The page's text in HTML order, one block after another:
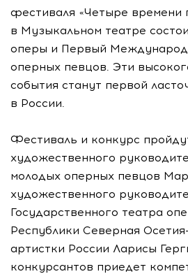
фестиваля «Четыре времени
в Музыкальном театре
оперы и Первый
оперных певцов. Эти
события станут первой
в России.
Фестиваль и конкурс
художественного
молодых оперных певцов
художественного
Государственного театра
Республики Северная
артистки России Ларисы
конкурсантов приедет